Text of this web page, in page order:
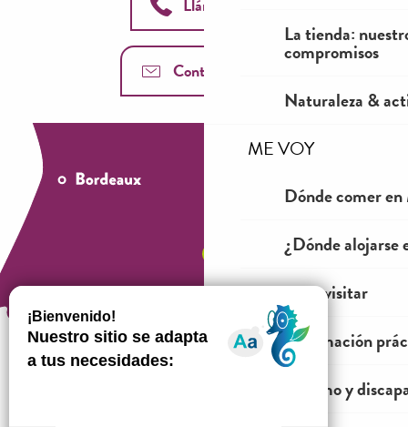
La tienda:
compromisos
Naturaleza &
ME VOY
Dónde comer
¿Dónde alojarse
Ver y visitar
Información
Turismo y
Llámanos
Contáctenos